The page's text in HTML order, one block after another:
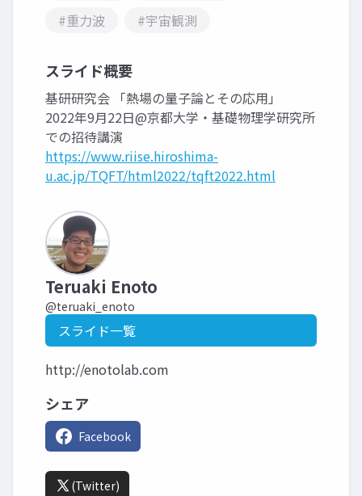
#重力波
#宇宙観測
スライド概要
基研研究会 「熱場の量子論とその応用」
2022年9月22日@京都大学・基礎物理学研究所
での招待講演
https://www.riise.hiroshima-
u.ac.jp/TQFT/html2022/tqft2022.html
Teruaki Enoto
@teruaki_enoto
スライド一覧
http://enotolab.com
シェア
Facebook
(Twitter)